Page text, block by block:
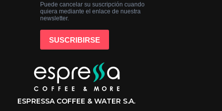
ESPRESSA COFFEE & WATER S.A.